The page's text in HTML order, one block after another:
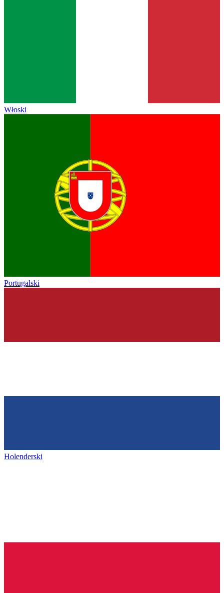
Włoski
Portugalski
Holenderski